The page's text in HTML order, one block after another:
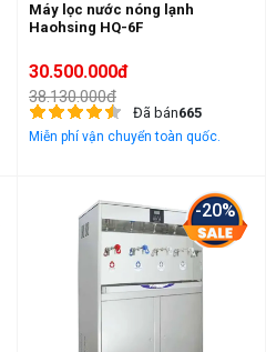
Máy lọc nước nóng lạnh
Haohsing HQ-6F
30.500.000đ
38.130.000đ
Đã bán665
Miễn phí vận chuyển toàn quốc.
-20%